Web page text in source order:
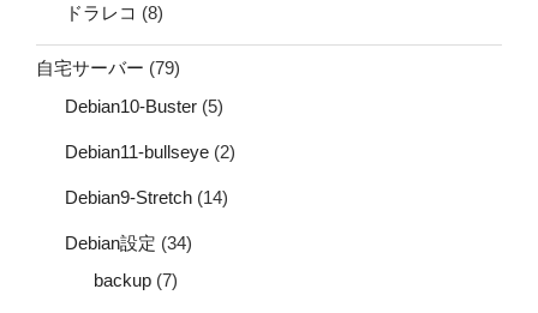
ドラレコ (8)
自宅サーバー (79)
Debian10-Buster (5)
Debian11-bullseye (2)
Debian9-Stretch (14)
Debian設定 (34)
backup (7)